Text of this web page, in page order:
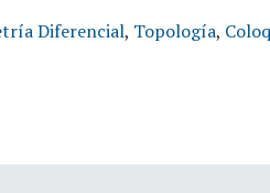
Diferencial, Topología,